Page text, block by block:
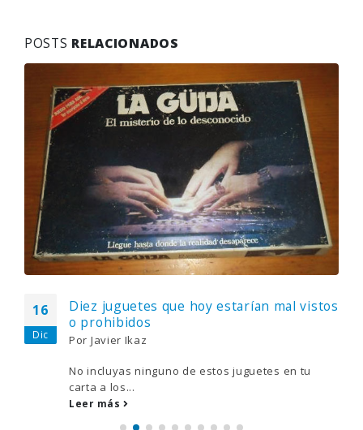
POSTS RELACIONADOS
16
Dic
Diez juguetes que hoy estarían mal vistos
o prohibidos
Por Javier Ikaz
No incluyas ninguno de estos juguetes en tu
carta a los...
Leer más